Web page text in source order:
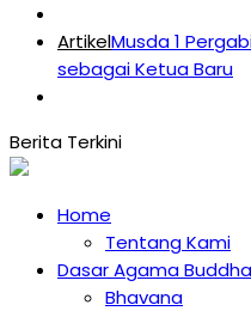
ArtikelMusda 1
sebagai Ketua Baru
Home
Tentang Kami
Dasar Agama Buddha
Bhavana